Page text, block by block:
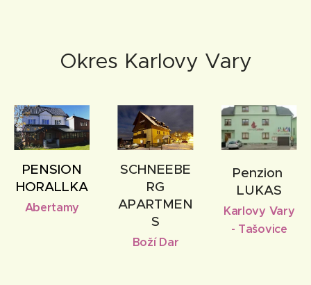
Okres Karlovy Vary
PENSION
HORALLKA
Abertamy
SCHNEEBE
RG
APARTMEN
S
Boží Dar
Penzion
LUKAS
Karlovy Vary
- Tašovice